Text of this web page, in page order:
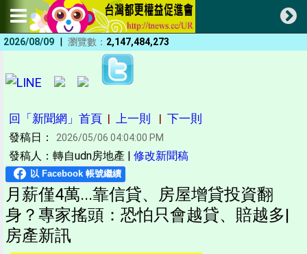
2026/08/09 | 瀏覽數： 2,147,484,273
回「新聞網」首頁 | 上一則 | 下一則
發稿日： 2026/05/06 04:04:00 PM
發稿人：轉自udn房地產 | 修改新聞稿
月薪僅4萬...靠信貸、房屋增貸投資翻
身？專家搖頭：恐怕只會越貸、賠越多|
房產新訊